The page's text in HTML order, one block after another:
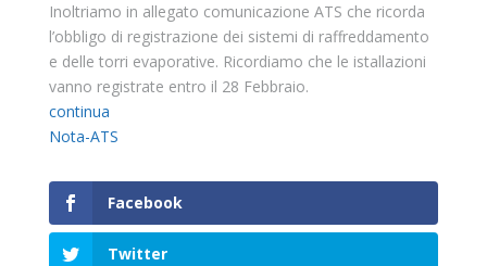
Inoltriamo in allegato comunicazione ATS che ricorda
l’obbligo di registrazione dei sistemi di raffreddamento
e delle torri evaporative. Ricordiamo che le istallazioni
vanno registrate entro il 28 Febbraio.
continua
Nota-ATS
Facebook
Twitter